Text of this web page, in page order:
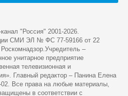
"Россия" 2001-2026.
СМИ ЭЛ № ФС 77-59166 от 22
–
унитарное предприятие
телевизионная и
Главный редактор – Панина Елена
Все права на любые материалы,
в соответствии с